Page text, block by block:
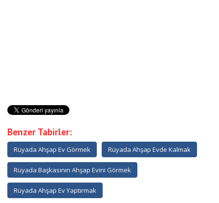
Benzer Tabirler:
Rüyada Ahşap Ev Görmek Rüyada Ahşap Evde Kalmak
Rüyada Başkasının Ahşap Evini Görmek
Rüyada Ahşap Ev Yaptırmak